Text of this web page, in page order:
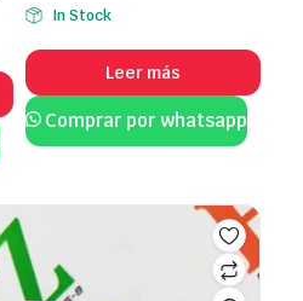
In Stock
Leer más
Comprar por whatsapp